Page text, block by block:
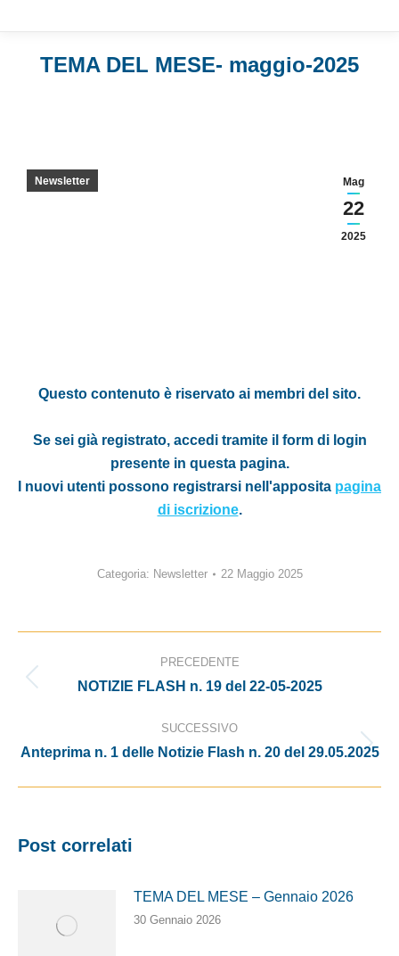
TEMA DEL MESE- maggio-2025
Mag
22
2025
Newsletter
Questo contenuto è riservato ai membri del sito.
Se sei già registrato, accedi tramite il form di login
presente in questa pagina.
I nuovi utenti possono registrarsi nell'apposita pagina
di iscrizione.
Categoria: Newsletter 22 Maggio 2025
tra
post
PRECEDENTE
Post
NOTIZIE FLASH n. 19 del 22-05-2025
SUCCESSIVO
Prossimo
Anteprima n. 1 delle Notizie Flash n. 20 del 29.05.2025
Post correlati
TEMA DEL MESE – Gennaio 2026
30 Gennaio 2026